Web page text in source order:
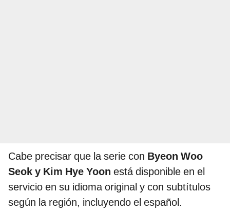
Cabe precisar que la serie con Byeon Woo
Seok y Kim Hye Yoon está disponible en el
servicio en su idioma original y con subtítulos
según la región, incluyendo el español.